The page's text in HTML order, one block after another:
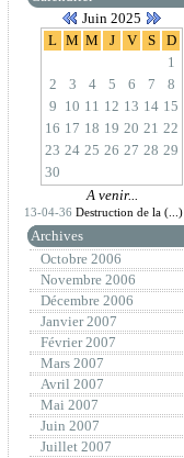
Juin 2025
L M M J V S
D
1
2
3 4 5 6 7
8
9 10 11 12 13 14 15
16 17 18 19 20 21 22
23 24 25 26 27 28 29
30
A venir...
13-04-36 Destruction de la (...)
Archives
Octobre 2006
Novembre 2006
Décembre 2006
Janvier 2007
Février 2007
Mars 2007
Avril 2007
Mai 2007
Juin 2007
Juillet 2007